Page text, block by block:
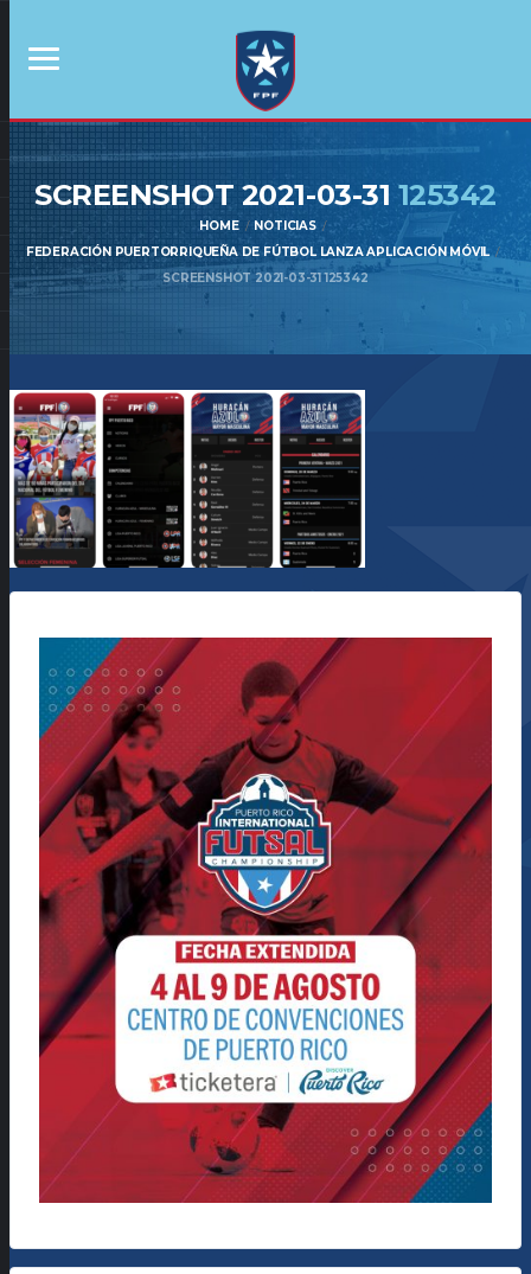
SCREENSHOT 2021-03-31 125342
HOME
NOTICIAS
FEDERACIÓN PUERTORRIQUEÑA DE FÚTBOL LANZA APLICACIÓN MÓVIL
SCREENSHOT 2021-03-31 125342